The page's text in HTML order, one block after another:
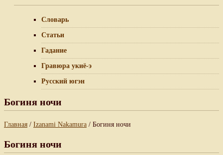
Словарь
Статьи
Гадание
Гравюра укиё-э
Русский югэн
Богиня ночи
Главная / Izanami Nakamura / Богиня ночи
Богиня ночи